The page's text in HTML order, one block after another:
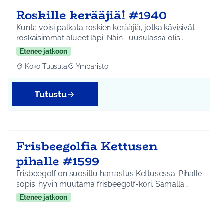
Roskille kerääjiä! #1940
Kunta voisi palkata roskien kerääjiä, jotka kävisivät
roskaisimmat alueet läpi. Näin Tuusulassa olis…
Etenee jatkoon
Rajaa tulokset aihepiirin mukaan: Koko Tuusula
Koko Tuusula Rajaa tulokset teeman mukaan: Ympäristö
Ympäristö
Tutustu
Frisbeegolfia Kettusen
pihalle #1599
Frisbeegolf on suosittu harrastus Kettusessa. Pihalle
sopisi hyvin muutama frisbeegolf-kori. Samalla…
Etenee jatkoon